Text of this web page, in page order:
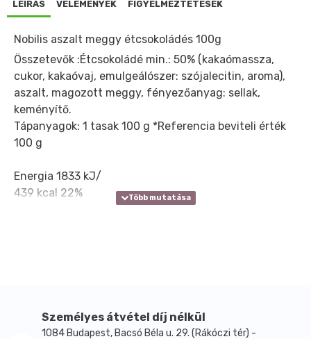
LEÍRÁS VÉLEMÉNYEK FIGYELMEZTETÉSEK
Nobilis aszalt meggy étcsokoládés 100g
Összetevők :Étcsokoládé min.: 50% (kakaómassza,
cukor, kakaóvaj, emulgeálószer: szójalecitin, aroma),
aszalt, magozott meggy, fényezőanyag: sellak,
keményítő.
Tápanyagok: 1 tasak 100 g *Referencia beviteli érték
100 g
Energia 1833 kJ/
439 kcal 22%
Személyes átvétel díj nélkül
1084 Budapest, Bacsó Béla u. 29. (Rákóczi tér) -